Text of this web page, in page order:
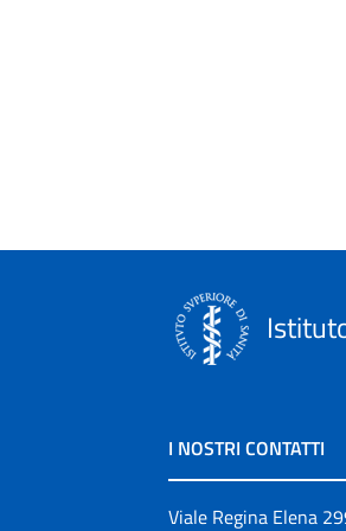
I NOSTRI CONTATTI
Viale Regina Elena